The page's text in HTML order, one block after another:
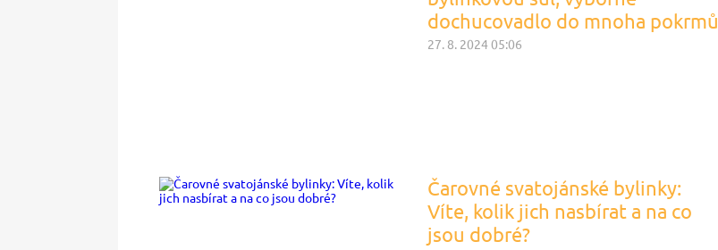
dochucovadlo do mnoha pokrmů
27. 8. 2024 05:06
Čarovné svatojánské bylinky:
Víte, kolik jich nasbírat a na co
jsou dobré?